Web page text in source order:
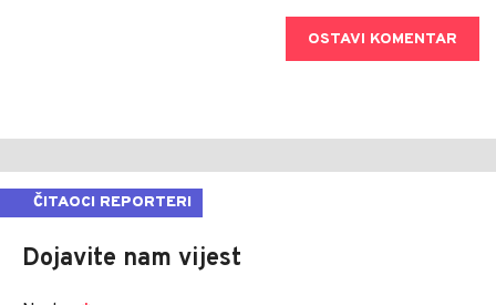
OSTAVI KOMENTAR
ČITAOCI REPORTERI
Dojavite nam vijest